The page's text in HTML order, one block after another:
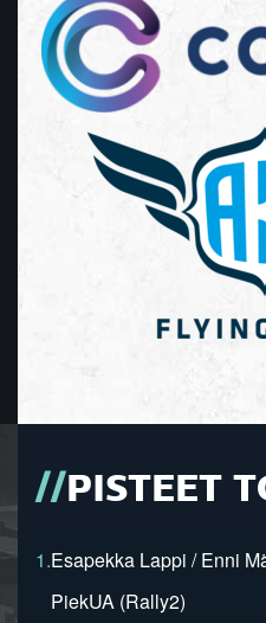
PISTEET
1.Esapekka Lappi / Enni
PiekUA (Rally2)